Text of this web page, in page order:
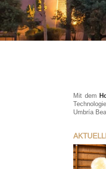
Mit dem
Umbría